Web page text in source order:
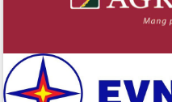
Định vị cà phê Việt Nam như một “di
Xây dựng nông thôn mới: Nâng cao đời
sống người dân từ những mô hình thiết
thực